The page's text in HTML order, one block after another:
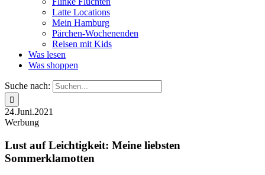
Latte Locations
Mein Hamburg
Pärchen-Wochenenden
Reisen mit Kids
Was lesen
Was shoppen
Suche nach:
24.Juni.2021
Werbung
Lust auf Leichtigkeit: Meine liebsten
Sommerklamotten